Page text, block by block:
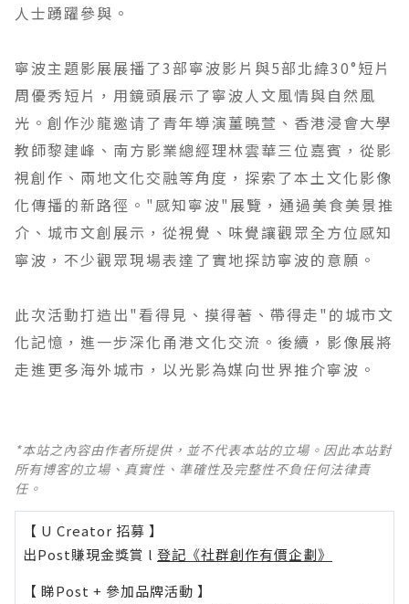
人士踴躍參與。
寧波主題影展展播了3部寧波影片與5部北緯30°短片
周優秀短片，用鏡頭展示了寧波人文風情與自然風
光。創作沙龍邀请了青年導演薑曉萱、香港浸會大學
教師黎建峰、南方影業總經理林雲華三位嘉賓，從影
視創作、兩地文化交融等角度，探索了本土文化影像
化傳播的新路徑。"感知寧波"展覽，通過美食美景推
介、城市文創展示，從視覺、味覺讓觀眾全方位感知
寧波，不少觀眾現場表達了實地探訪寧波的意願。
此次活動打造出"看得見、摸得著、帶得走"的城市文
化記憶，進一步深化甬港文化交流。後續，影像展將
走進更多海外城市，以光影為媒向世界推介寧波。
*本站之內容由作者所提供，並不代表本站的立場。因此本站對
所有博客的立場、真實性、準確性及完整性不負任何法律責
任。
【 U Creator 招募 】
出Post賺現金獎賞 l 登記《社群創作有價企劃》
【 睇Post + 參加品牌活動 】